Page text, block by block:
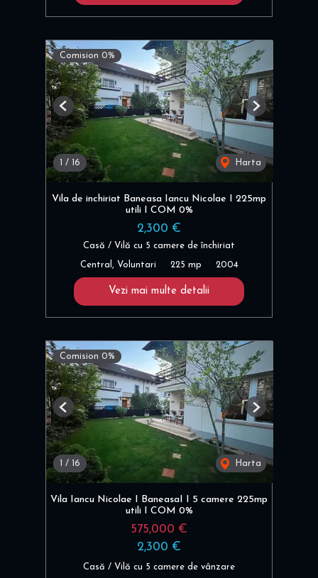
Comision 0%
1 / 16 Harta
Previous Next
Vila de inchiriat Baneasa Iancu Nicolae I 225mp
utili I COM 0%
2,300 €
Casă / Vilă cu 5 camere de închiriat
Central, Voluntari 225 mp 2004
Vezi mai multe detalii
Comision 0%
/ 16 Harta
Previous Next
Vila Iancu Nicolae I BaneasaI I 5 camere 225mp
utili I COM 0%
575,000 €
2,300 €
Casă / Vilă cu 5 camere de vânzare